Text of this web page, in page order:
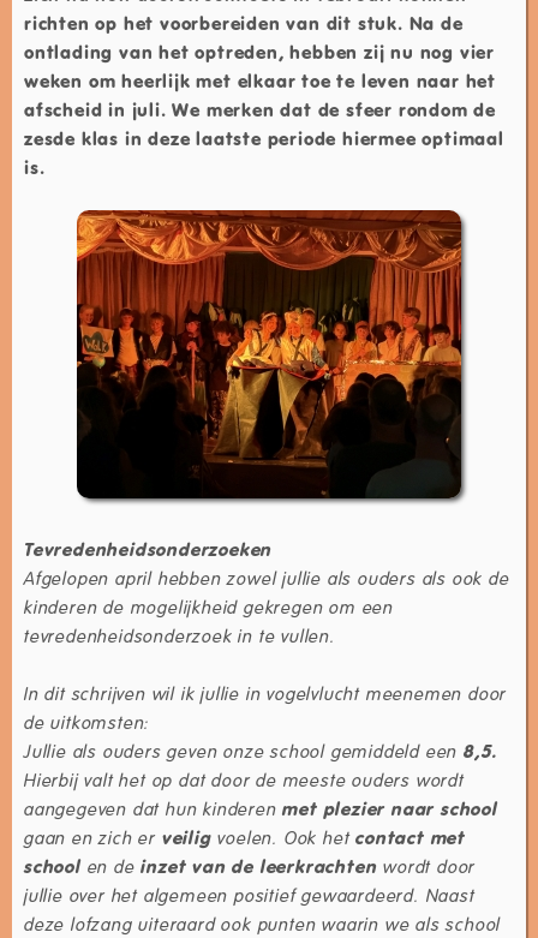
richten op het voorbereiden van dit stuk. Na de
ontlading van het optreden, hebben zij nu nog vier
weken om heerlijk met elkaar toe te leven naar het
afscheid in juli. We merken dat de sfeer rondom de
zesde klas in deze laatste periode hiermee optimaal
is.
Tevredenheidsonderzoeken
Afgelopen april hebben zowel jullie als ouders als ook de
kinderen de mogelijkheid gekregen om een
tevredenheidsonderzoek in te vullen.
In dit schrijven wil ik jullie in vogelvlucht meenemen door
de uitkomsten:
Jullie als ouders geven onze school gemiddeld een 8,5.
Hierbij valt het op dat door de meeste ouders wordt
aangegeven dat hun kinderenmet plezier naar school
gaan en zich er veiligvoelen. Ook hetcontact met
school en deinzet van de leerkrachten wordt door
jullie over het algemeen positief gewaardeerd. Naast
deze lofzang uiteraard ook punten waarin we als school